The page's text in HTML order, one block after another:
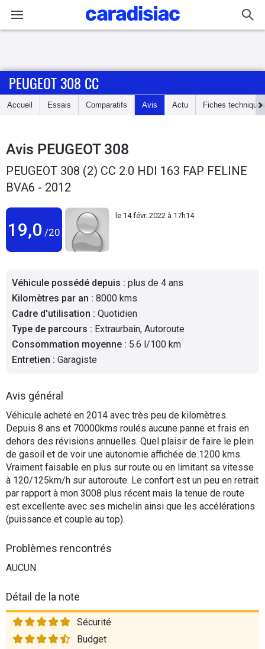
Accueil
Essais
Guide
d'achat
Utilitaires
Flottes
Auto
Services
Forum
Marques
PEUGEOT 308 CC
Accueil Essais Comparatifs Avis Actu Fiches techniques
Avis PEUGEOT 308
PEUGEOT 308 (2) CC 2.0 HDI 163 FAP FELINE
BVA6 - 2012
19,0 /20
le 14 févr. 2022 à 17h14
Véhicule possédé depuis : plus de 4 ans
Kilomètres par an : 8000 kms
Cadre d'utilisation : Quotidien
Type de parcours : Extraurbain, Autoroute
Consommation moyenne : 5.6 l/100 km
Entretien : Garagiste
Avis général
Véhicule acheté en 2014 avec très peu de kilomètres.
Depuis 8 ans et 70000kms roulés aucune panne et frais en
dehors des révisions annuelles. Quel plaisir de faire le plein
de gasoil et de voir une autonomie affichée de 1200 kms.
Vraiment faisable en plus sur route ou en limitant sa vitesse
à 120/125km/h sur autoroute. Le confort est un peu en retrait
par rapport à mon 3008 plus récent mais la tenue de route
est excellente avec ses michelin ainsi que les accélérations
(puissance et couple au top).
Problèmes rencontrés
AUCUN
Détail de la note
Sécurité
Budget